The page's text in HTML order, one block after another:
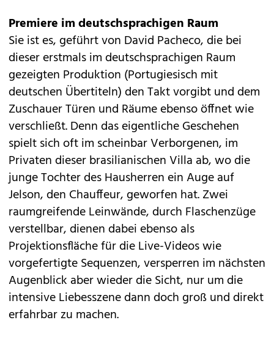
Premiere im deutschsprachigen Raum
Sie ist es, geführt von David Pacheco, die bei
dieser erstmals im deutschsprachigen Raum
gezeigten Produktion (Portugiesisch mit
deutschen Übertiteln) den Takt vorgibt und dem
Zuschauer Türen und Räume ebenso öffnet wie
verschließt. Denn das eigentliche Geschehen
spielt sich oft im scheinbar Verborgenen, im
Privaten dieser brasilianischen Villa ab, wo die
junge Tochter des Hausherren ein Auge auf
Jelson, den Chauffeur, geworfen hat. Zwei
raumgreifende Leinwände, durch Flaschenzüge
verstellbar, dienen dabei ebenso als
Projektionsfläche für die Live-Videos wie
vorgefertigte Sequenzen, versperren im nächsten
Augenblick aber wieder die Sicht, nur um die
intensive Liebesszene dann doch groß und direkt
erfahrbar zu machen.